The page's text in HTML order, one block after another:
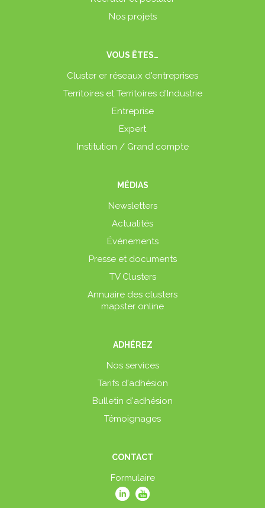
Nos projets
VOUS ÊTES…
Cluster er réseaux d'entreprises
Territoires et Territoires d'Industrie
Entreprise
Expert
Institution / Grand compte
MÉDIAS
Newsletters
Actualités
Événements
Presse et documents
TV Clusters
Annuaire des clusters
mapster online
ADHÉREZ
Nos services
Tarifs d'adhésion
Bulletin d'adhésion
Témoignages
CONTACT
Formulaire